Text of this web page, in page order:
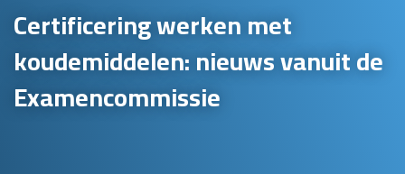
Certificering werken met
koudemiddelen: nieuws vanuit de
Examencommissie